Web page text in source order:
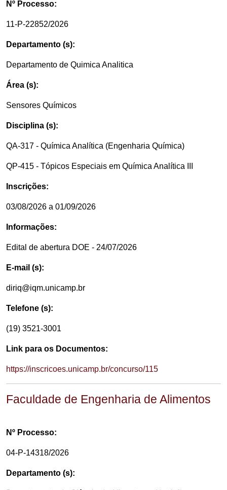
Nº Processo:
11-P-22852/2026
Departamento (s):
Departamento de Quimica Analitica
Área (s):
Sensores Químicos
Disciplina (s):
QA-317 - Química Analítica (Engenharia Química)
QP-415 - Tópicos Especiais em Química Analítica III
Inscrições:
03/08/2026 a 01/09/2026
Informações:
Edital de abertura DOE - 24/07/2026
E-mail (s):
diriq@iqm.unicamp.br
Telefone (s):
(19) 3521-3001
Link para os Documentos:
https://inscricoes.unicamp.br/concurso/115
Faculdade de Engenharia de Alimentos
Nº Processo:
04-P-14318/2026
Departamento (s):